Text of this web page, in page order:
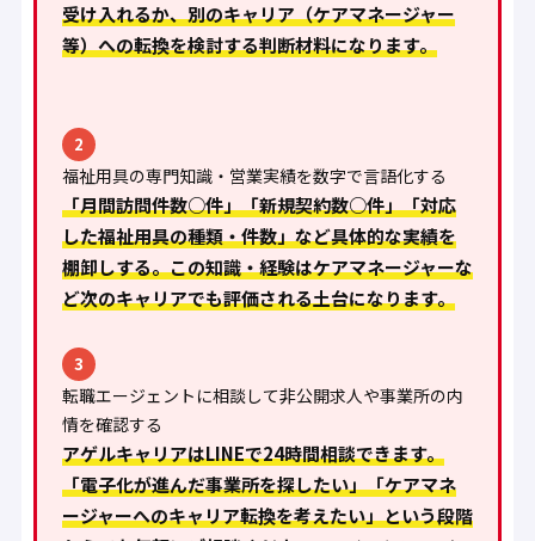
受け入れるか、別のキャリア（ケアマネージャー
等）への転換を検討する判断材料になります。
2
福祉用具の専門知識・営業実績を数字で言語化する
「月間訪問件数○件」「新規契約数○件」「対応
した福祉用具の種類・件数」など具体的な実績を
棚卸しする。この知識・経験はケアマネージャーな
ど次のキャリアでも評価される土台になります。
3
転職エージェントに相談して非公開求人や事業所の内
情を確認する
アゲルキャリアはLINEで24時間相談できます。
「電子化が進んだ事業所を探したい」「ケアマネ
ージャーへのキャリア転換を考えたい」という段階